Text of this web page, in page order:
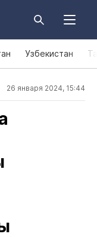
Узбекистан
26 января 2024, 15:44